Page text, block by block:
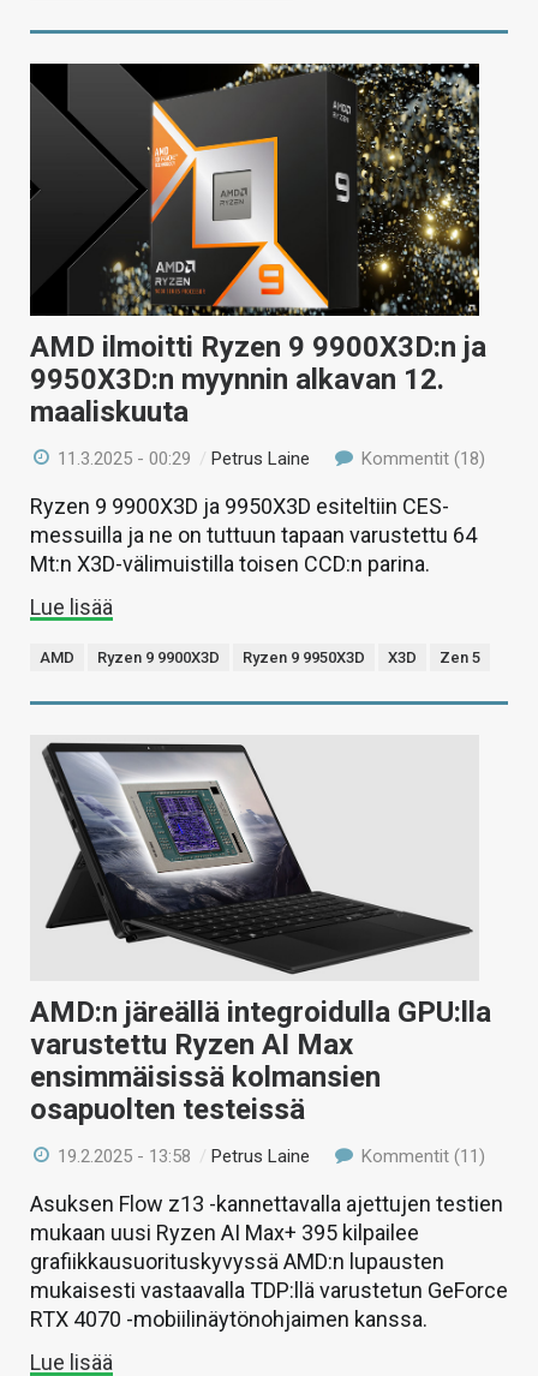
AMD ilmoitti Ryzen 9 9900X3D:n ja
9950X3D:n myynnin alkavan 12.
maaliskuuta
11.3.2025 - 00:29 /Petrus Laine Kommentit (18)
Ryzen 9 9900X3D ja 9950X3D esiteltiin CES-
messuilla ja ne on tuttuun tapaan varustettu 64
Mt:n X3D-välimuistilla toisen CCD:n parina.
Lue lisää
AMD Ryzen 9 9900X3D Ryzen 9 9950X3D X3D Zen 5
AMD:n järeällä integroidulla GPU:lla
varustettu Ryzen AI Max
ensimmäisissä kolmansien
osapuolten testeissä
19.2.2025 - 13:58 /Petrus Laine Kommentit (11)
Asuksen Flow z13 -kannettavalla ajettujen testien
mukaan uusi Ryzen AI Max+ 395 kilpailee
grafiikkausuorituskyvyssä AMD:n lupausten
mukaisesti vastaavalla TDP:llä varustetun GeForce
RTX 4070 -mobiilinäytönohjaimen kanssa.
Lue lisää